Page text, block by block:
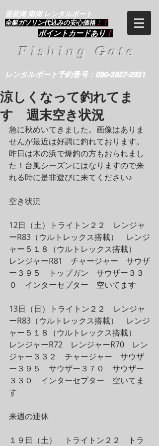
琵琶湖 南湖 レンタルボート
​全艇ガソリン代込みの安心価格 ！！
ポイントカードあり ！
Fishing Gate
レンタルボート予約番号： 090-3827-2931
涼しくなって釣れてま
す 週末空き状況
急に秋めいてきました。画像はありま
せんが最近は好調に釣れております。
昨日は木の浜で爆釣の方もおられまし
た！台風シーズンにはなりますので来
れる時に是非遊びに来てください♪
空き状況
12日（土）トライトン２２　レンジャ
ーR83（ウルトレックス搭載）　レンジ
ャー５１８（ウルトレックス搭載）
レンジャーR81　チャージャー　サウザ
ー３９５　トップガン　サウザー３３
０　インターセプター　空いてます
13日（日）トライトン２２　レンジャ
ーR83（ウルトレックス搭載）　レンジ
ャー５１８（ウルトレックス搭載）
レンジャーR72　レンジャーR70　レン
ジャー３３２　チャージャー　サウザ
ー３９５　サウザー３７０　サウザー
３３０　インターセプター　空いてま
す
来週の連休
１９日（土）　トライトン２２　トラ